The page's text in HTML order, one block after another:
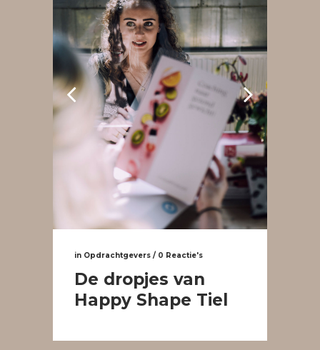
in Opdrachtgevers / 0 Reactie's
De dropjes van
Happy Shape Tiel